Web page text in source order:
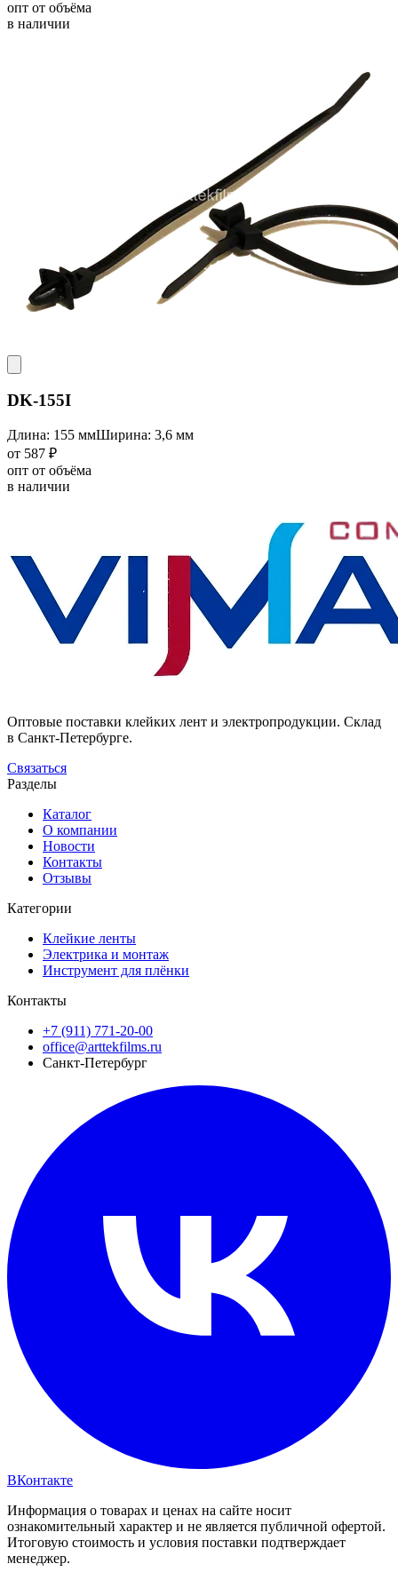
опт от объёма
в наличии
DK-155I
Длина: 155 ммШирина: 3,6 мм
от 587 ₽
опт от объёма
в наличии
Оптовые поставки клейких лент и электропродукции. Склад
в Санкт-Петербурге.
Связаться
Разделы
Каталог
О компании
Новости
Контакты
Отзывы
Категории
Клейкие ленты
Электрика и монтаж
Инструмент для плёнки
Контакты
+7 (911) 771-20-00
office@arttekfilms.ru
Санкт-Петербург
ВКонтакте
Информация о товарах и ценах на сайте носит
ознакомительный характер и не является публичной офертой.
Итоговую стоимость и условия поставки подтверждает
менеджер.